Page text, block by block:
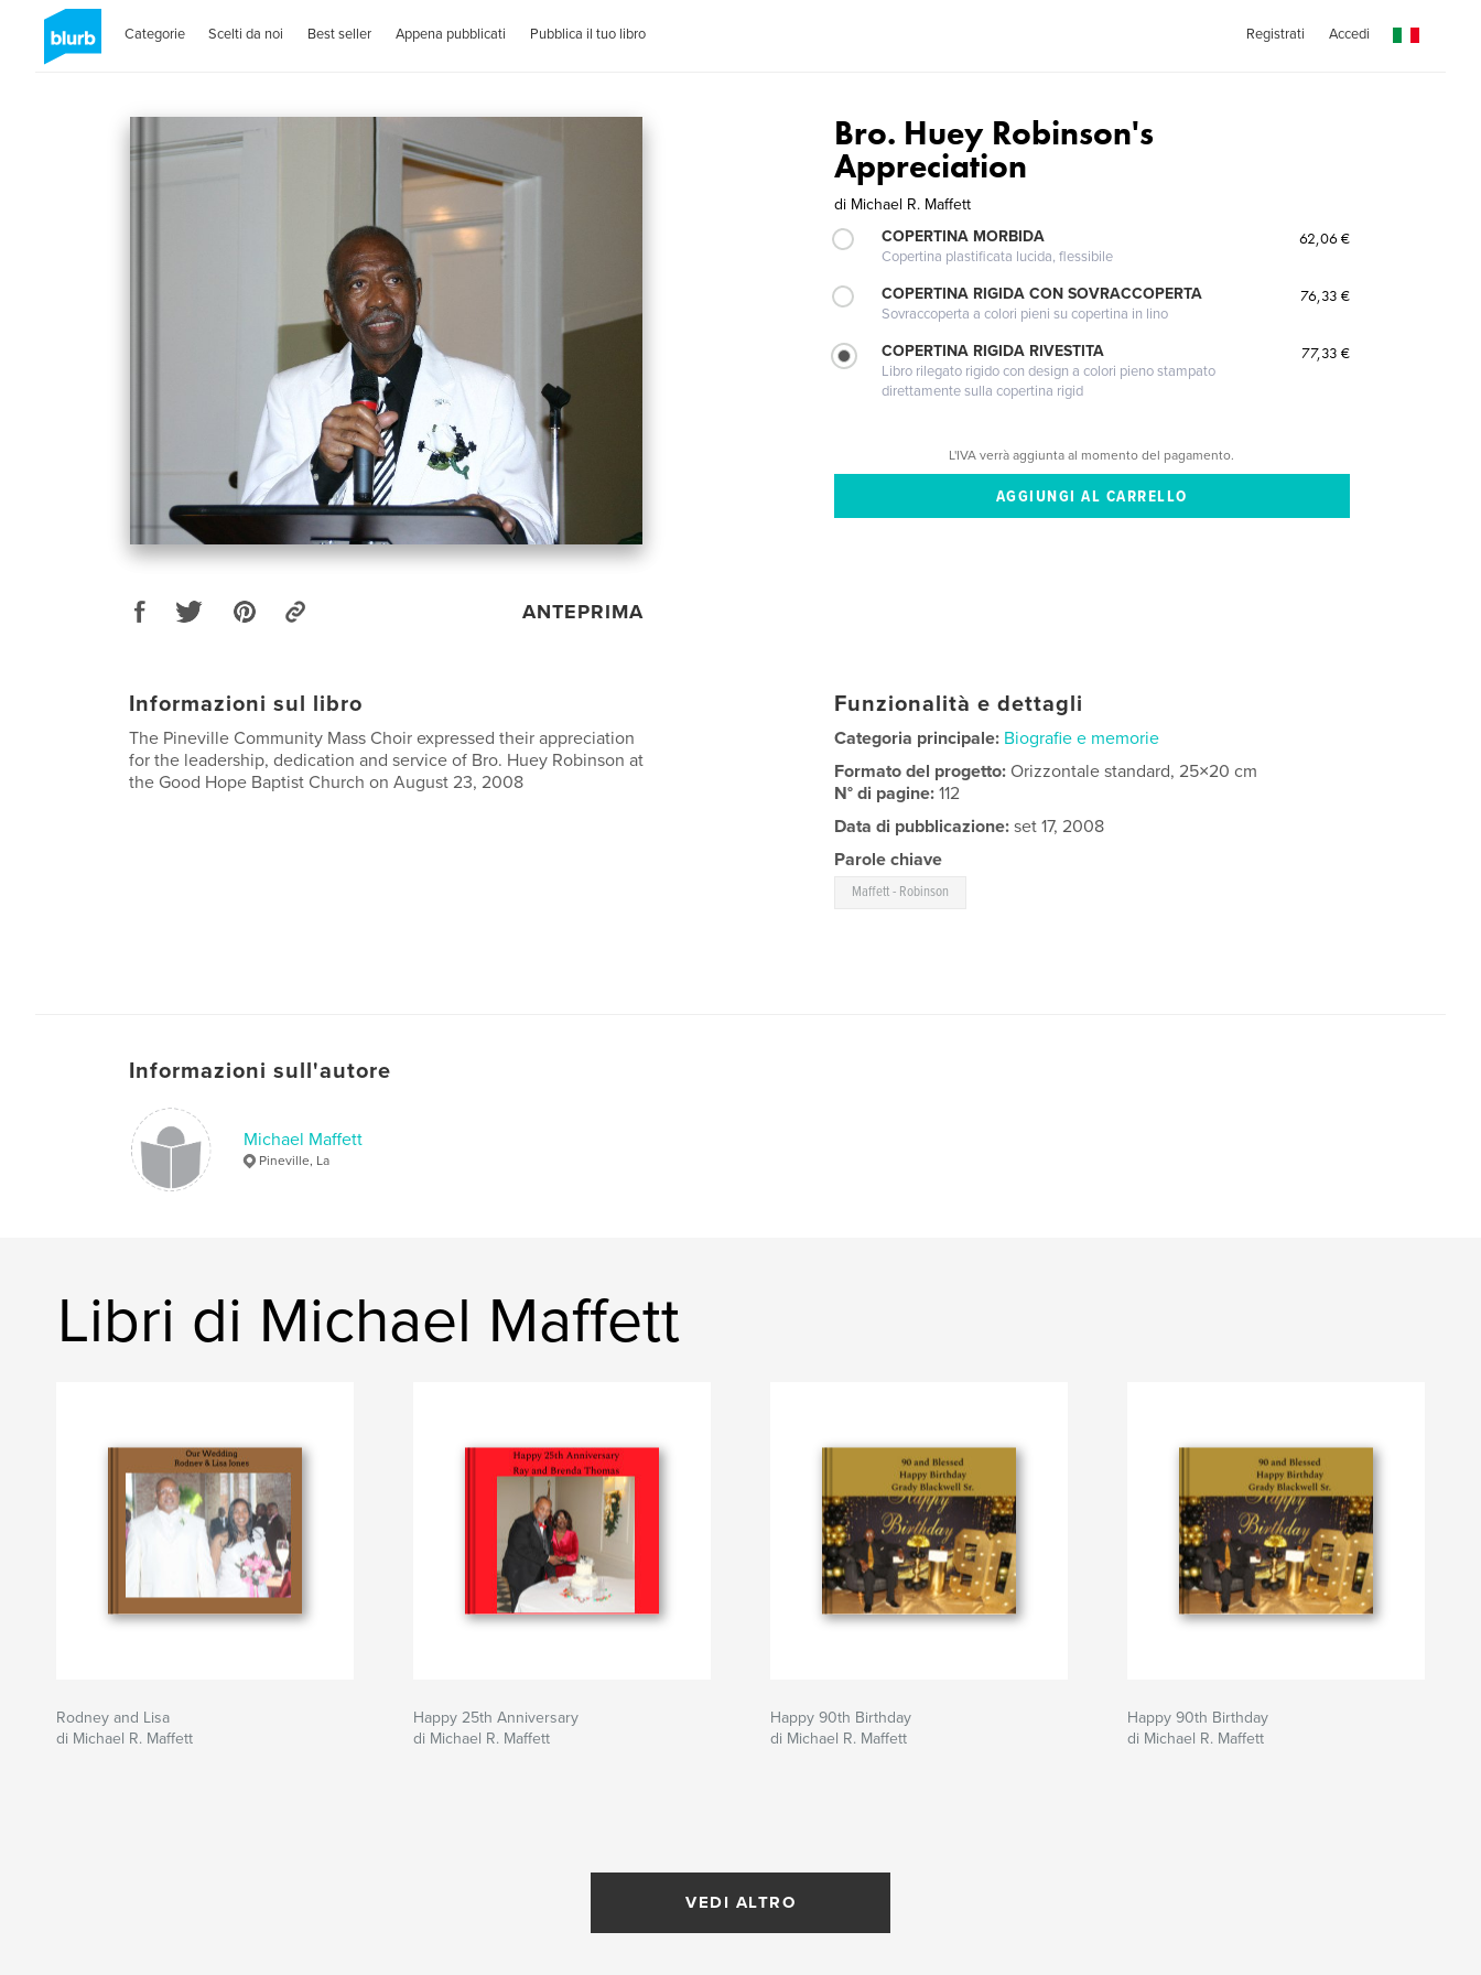
Categorie Scelti da noi Best seller Appena pubblicati Pubblica il tuo libro Registrati Accedi
ANTEPRIMA
Bro. Huey Robinson's
Appreciation
di Michael R. Maffett
COPERTINA MORBIDA
Copertina plastificata lucida, flessibile
62,06 €
COPERTINA RIGIDA CON SOVRACCOPERTA
Sovraccoperta a colori pieni su copertina in lino
76,33 €
COPERTINA RIGIDA RIVESTITA
Libro rilegato rigido con design a colori pieno stampato
direttamente sulla copertina rigid
77,33 €
L'IVA verrà aggiunta al momento del pagamento.
Informazioni sul libro
The Pineville Community Mass Choir expressed their appreciation
for the leadership, dedication and service of Bro. Huey Robinson at
the Good Hope Baptist Church on August 23, 2008
Funzionalità e dettagli
Categoria principale: Biografie e memorie
Formato del progetto:Orizzontale standard, 25×20 cm
N° di pagine:112
Data di pubblicazione: set 17, 2008
Parole chiave
Maffett - Robinson
Informazioni sull'autore
Michael Maffett
Pineville, La
Libri di Michael Maffett
Rodney and Lisa
di Michael R. Maffett
Happy 25th Anniversary
di Michael R. Maffett
Happy 90th Birthday
di Michael R. Maffett
Happy 90th Birthday
di Michael R. Maffett
VEDI ALTRO